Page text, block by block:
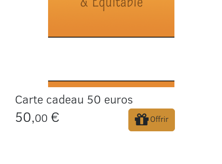
Carte cadeau 50 euros
50,00 € Offrir